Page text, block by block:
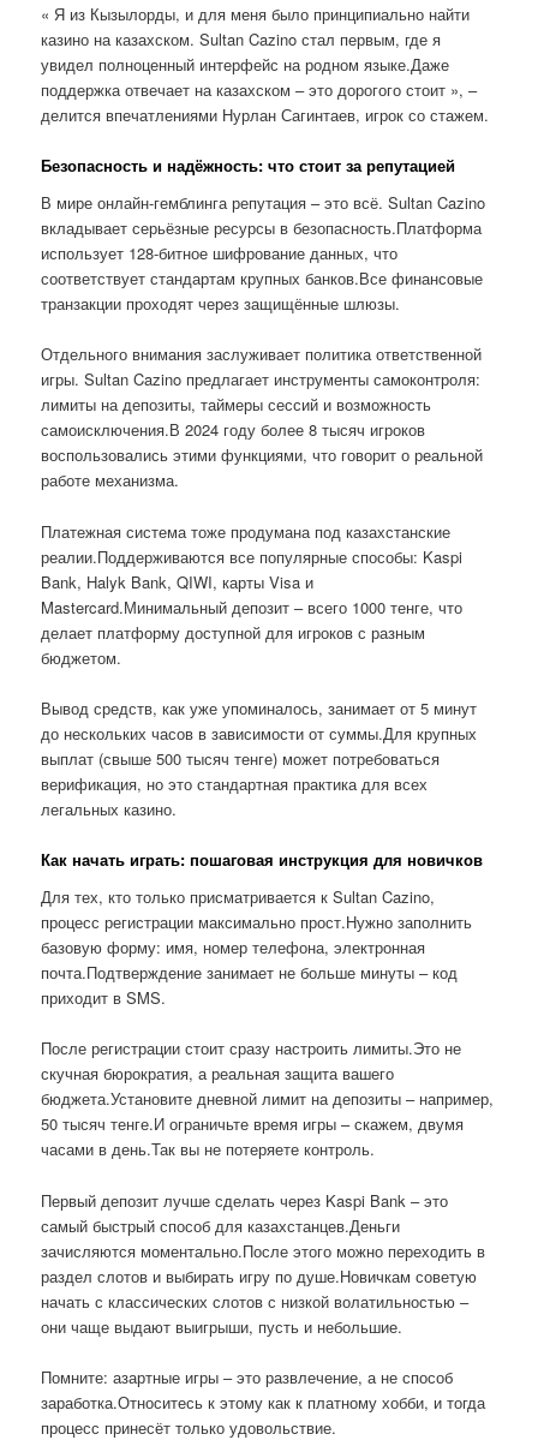
« Я из Кызылорды, и для меня было принципиально найти
казино на казахском. Sultan Cazino стал первым, где я
увидел полноценный интерфейс на родном языке.Даже
поддержка отвечает на казахском – это дорогого стоит », –
делится впечатлениями Нурлан Сагинтаев, игрок со стажем.
Безопасность и надёжность: что стоит за репутацией
В мире онлайн-гемблинга репутация – это всё. Sultan Cazino
вкладывает серьёзные ресурсы в безопасность.Платформа
использует 128-битное шифрование данных, что
соответствует стандартам крупных банков.Все финансовые
транзакции проходят через защищённые шлюзы.
Отдельного внимания заслуживает политика ответственной
игры. Sultan Cazino предлагает инструменты самоконтроля:
лимиты на депозиты, таймеры сессий и возможность
самоисключения.В 2024 году более 8 тысяч игроков
воспользовались этими функциями, что говорит о реальной
работе механизма.
Платежная система тоже продумана под казахстанские
реалии.Поддерживаются все популярные способы: Kaspi
Bank, Halyk Bank, QIWI, карты Visa и
Mastercard.Минимальный депозит – всего 1000 тенге, что
делает платформу доступной для игроков с разным
бюджетом.
Вывод средств, как уже упоминалось, занимает от 5 минут
до нескольких часов в зависимости от суммы.Для крупных
выплат (свыше 500 тысяч тенге) может потребоваться
верификация, но это стандартная практика для всех
легальных казино.
Как начать играть: пошаговая инструкция для новичков
Для тех, кто только присматривается к Sultan Cazino,
процесс регистрации максимально прост.Нужно заполнить
базовую форму: имя, номер телефона, электронная
почта.Подтверждение занимает не больше минуты – код
приходит в SMS.
После регистрации стоит сразу настроить лимиты.Это не
скучная бюрократия, а реальная защита вашего
бюджета.Установите дневной лимит на депозиты – например,
50 тысяч тенге.И ограничьте время игры – скажем, двумя
часами в день.Так вы не потеряете контроль.
Первый депозит лучше сделать через Kaspi Bank – это
самый быстрый способ для казахстанцев.Деньги
зачисляются моментально.После этого можно переходить в
раздел слотов и выбирать игру по душе.Новичкам советую
начать с классических слотов с низкой волатильностью –
они чаще выдают выигрыши, пусть и небольшие.
Помните: азартные игры – это развлечение, а не способ
заработка.Относитесь к этому как к платному хобби, и тогда
процесс принесёт только удовольствие.